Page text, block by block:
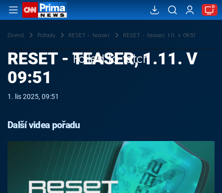
Domů Pořady RESET - teaser RESET - teaser, 1.11. v 09:51
Failed to fetch
RESET - TEASER, 1.11. V
09:51
1. lis 2025, 09:51
Další videa pořadu